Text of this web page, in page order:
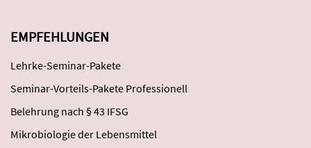
EMPFEHLUNGEN
Lehrke-Seminar-Pakete
Seminar-Vorteils-Pakete Professionell
Belehrung nach § 43 IFSG
Mikrobiologie der Lebensmittel